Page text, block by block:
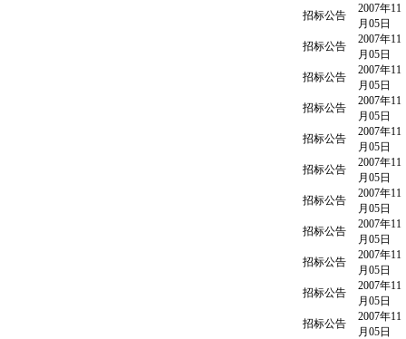
招标公告
2007年11
月05日
招标公告
2007年11
月05日
招标公告
2007年11
月05日
招标公告
2007年11
月05日
招标公告
2007年11
月05日
招标公告
2007年11
月05日
招标公告
2007年11
月05日
招标公告
2007年11
月05日
招标公告
2007年11
月05日
招标公告
2007年11
月05日
招标公告
2007年11
月05日